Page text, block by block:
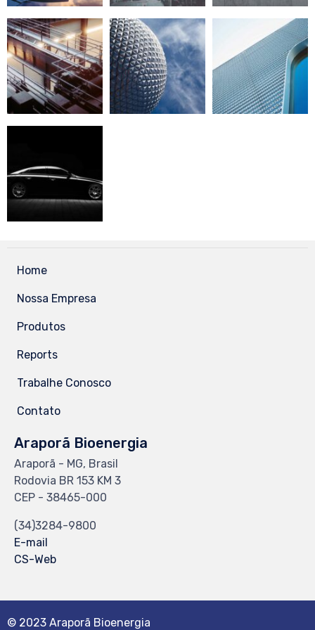
Home
Nossa Empresa
Produtos
Reports
Trabalhe Conosco
Contato
Araporã Bioenergia
Araporã - MG, Brasil
Rodovia BR 153 KM 3
CEP - 38465-000
(34)3284-9800
E-mail
CS-Web
© 2023 Araporã Bioenergia